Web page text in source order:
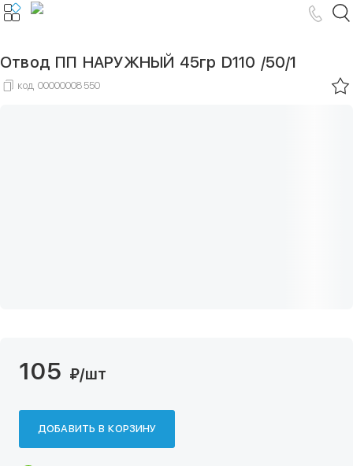
Отвод ПП НАРУЖНЫЙ 45гр D110 /50/1
код 00000008550
105 ₽/шт
ДОБАВИТЬ В КОРЗИНУ